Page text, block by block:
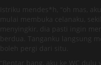
Istriku mendes*h, “oh mas,
mulai membuka celanaku,
menyingkir, dia pasti ingin
berdua. Tanganku langsung
boleh pergi dari situ.
“Bentar bang, aku ke WC